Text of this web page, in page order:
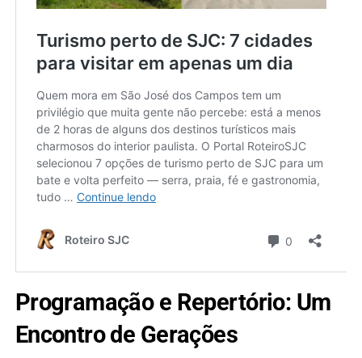
Programação e Repertório: Um
Encontro de Gerações